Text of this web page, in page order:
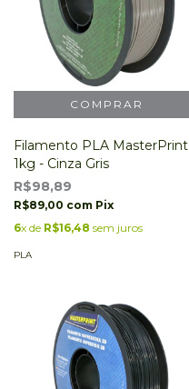
Filamento PLA MasterPrint
1kg - Cinza Gris
R$98,89
R$89,00 com Pix
6x de R$16,48 sem juros
PLA